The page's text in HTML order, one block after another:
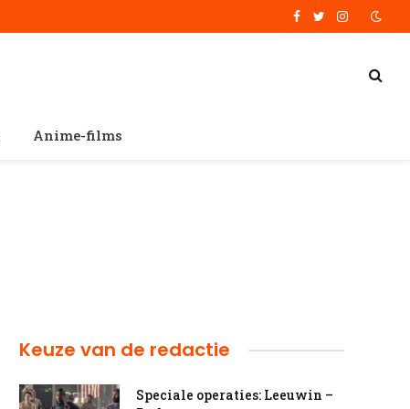
Facebook
TwitterInstagram
Anime-films
Keuze van de redactie
Speciale operaties: Leeuwin –